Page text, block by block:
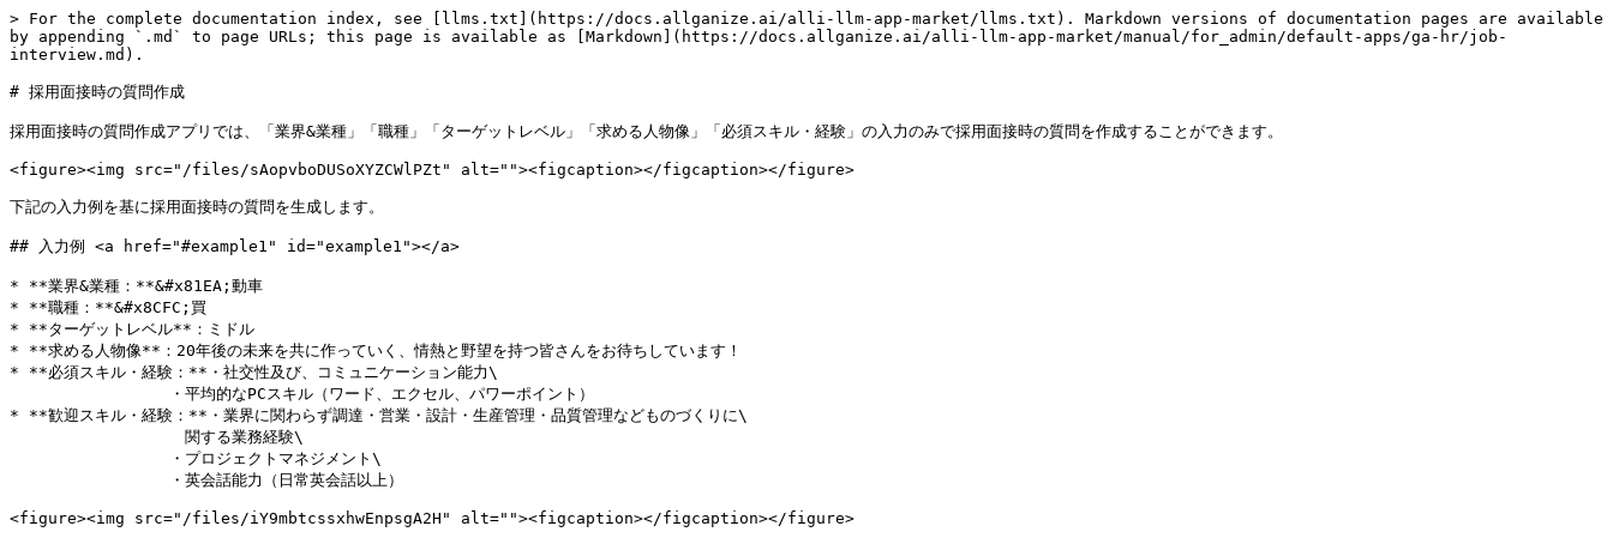
> For the complete documentation index, see [llms.txt](https://docs.allganize.ai/alli-llm-app-market/llms.txt). Markdown versions of documentation pages are available
by appending `.md` to page URLs; this page is available as [Markdown](https://docs.allganize.ai/alli-llm-app-market/manual/for_admin/default-apps/ga-hr/job-
interview.md).
# 採用面接時の質問作成
採用面接時の質問作成アプリでは、「業界&業種」「職種」「ターゲットレベル」「求める人物像」「必須スキル・経験」の入力のみで採用面接時の質問を作成することができます。
<figure><img src="/files/sAopvboDUSoXYZCWlPZt" alt=""><figcaption></figcaption></figure>
下記の入力例を基に採用面接時の質問を生成します。
## 入力例 <a href="#example1" id="example1"></a>
* **業界&業種：**&#x81EA;動車
* **職種：**&#x8CFC;買
* **ターゲットレベル**：ミドル
* **求める人物像**：20年後の未来を共に作っていく、情熱と野望を持つ皆さんをお待ちしています！
* **必須スキル・経験：**・社交性及び、コミュニケーション能力\
* **歓迎スキル・経験：**・業界に関わらず調達・営業・設計・生産管理・品質管理などものづくりに\
<figure><img src="/files/iY9mbtcssxhwEnpsgA2H" alt=""><figcaption></figcaption></figure>